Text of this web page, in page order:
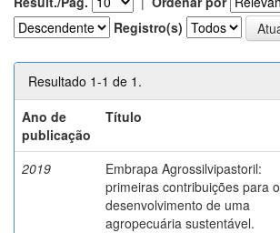
Registro(s)
Resultado 1-1 de 1.
Ano de
publicação
Título
2019
Embrapa Agrossilvipastoril:
primeiras contribuições para o
desenvolvimento de uma
agropecuária sustentável.